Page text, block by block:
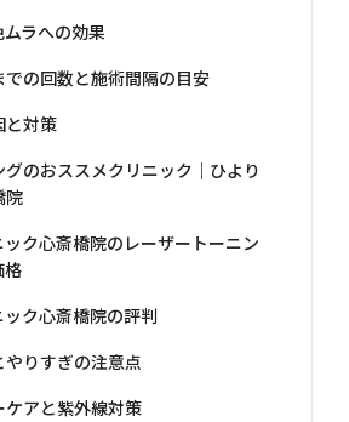
ラへの効果
の回数と施術間隔の目安
と対策
グのおススメクリニック｜ひより
院
ク心斎橋院のレーザートーニン
格
ク心斎橋院の評判
りすぎの注意点
アと紫外線対策